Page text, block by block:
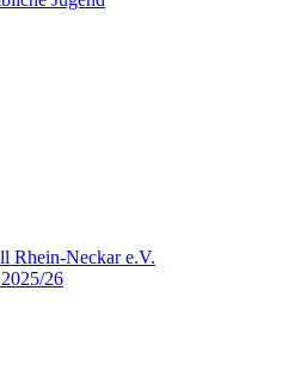
Rhein-Neckar e.V.
26